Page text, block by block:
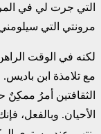
التي جرت لي في
مرونتي التي
لكنه في الوقت
مع تلامذة ابن باديس.
الثقافتين أمرُ ممكِنٌ
‏الأحيان. وبالفعل،